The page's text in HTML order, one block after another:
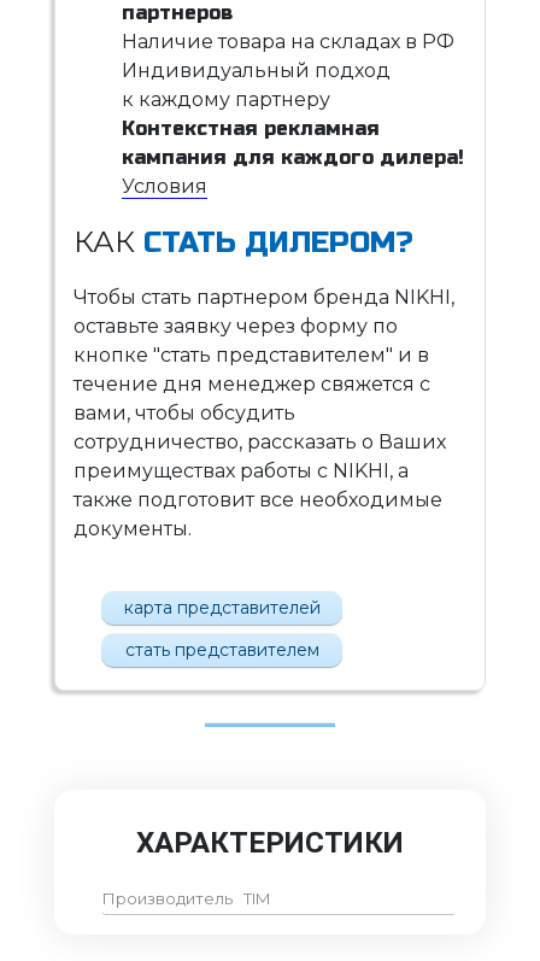
партнеров
Наличие товара на складах в РФ
Индивидуальный подход
к каждому партнеру
Контекстная рекламная
кампания для каждого дилера!
Условия
КАК СТАТЬ ДИЛЕРОМ?
Чтобы стать партнером бренда NIKHI,
оставьте заявку через форму по
кнопке "стать представителем" и в
течение дня менеджер свяжется с
вами, чтобы обсудить
сотрудничество, рассказать о Ваших
преимуществах работы с NIKHI, а
также подготовит все необходимые
документы.
карта представителей
стать представителем
ХАРАКТЕРИСТИКИ
Производитель TIM